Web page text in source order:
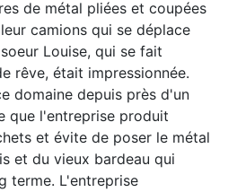
de métal pliées et coupées
camions qui se déplace
Louise, qui se fait
rêve, était impressionnée.
domaine depuis près d'un
que l'entreprise produit
et évite de poser le métal
et du vieux bardeau qui
terme. L'entreprise